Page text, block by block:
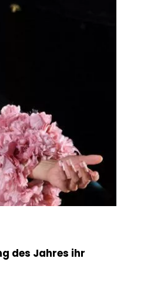
des Jahres ihr